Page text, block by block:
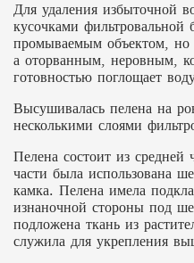
Для удаления избыточной
кусочками
промываемым объектом,
а оторванным, неровным,
готовностью поглощает
Высушивалась пелена на
несколькими слоями
Пелена состоит из
части была использована
камка. Пелена имела
изнаночной стороны под
подложена ткань из
служила для укрепления